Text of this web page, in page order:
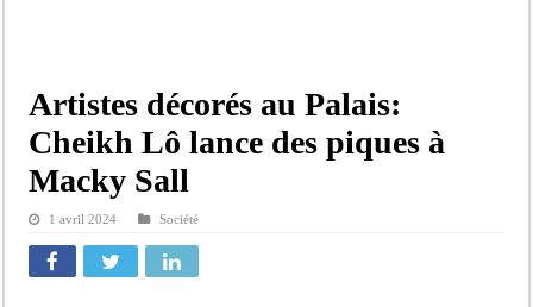
Artistes décorés au Palais:
Cheikh Lô lance des piques à
Macky Sall
1 avril 2024 Société